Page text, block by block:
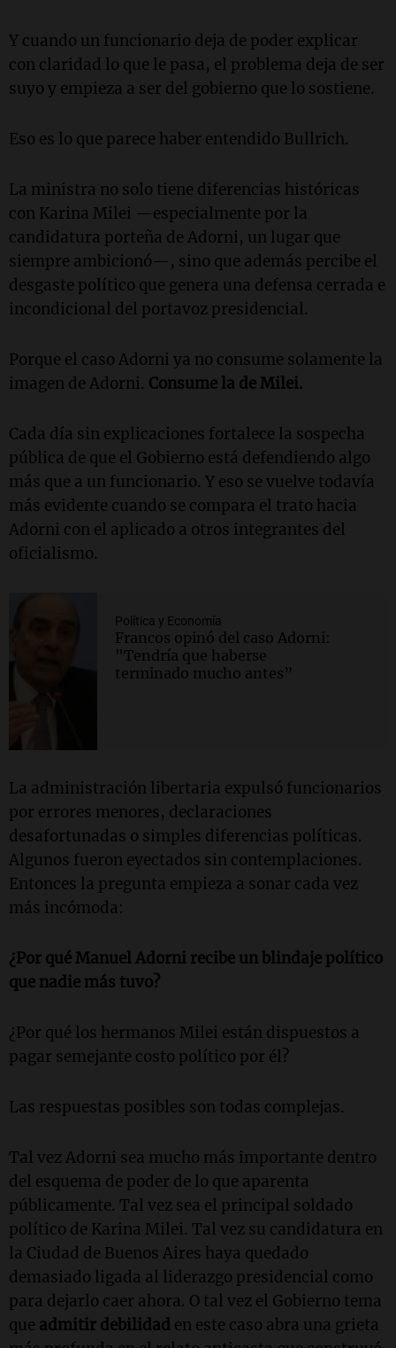
Y cuando un funcionario deja de poder explicar
con claridad lo que le pasa, el problema deja de ser
suyo y empieza a ser del gobierno que lo sostiene.
Eso es lo que parece haber entendido Bullrich.
La ministra no solo tiene diferencias históricas
con Karina Milei —especialmente por la
candidatura porteña de Adorni, un lugar que
siempre ambicionó—, sino que además percibe el
desgaste político que genera una defensa cerrada e
incondicional del portavoz presidencial.
Porque el caso Adorni ya no consume solamente la
imagen de Adorni. Consume la de Milei.
Cada día sin explicaciones fortalece la sospecha
pública de que el Gobierno está defendiendo algo
más que a un funcionario. Y eso se vuelve todavía
más evidente cuando se compara el trato hacia
Adorni con el aplicado a otros integrantes del
oficialismo.
Política y Economía
Francos opinó del caso Adorni:
"Tendría que haberse
terminado mucho antes”
La administración libertaria expulsó funcionarios
por errores menores, declaraciones
desafortunadas o simples diferencias políticas.
Algunos fueron eyectados sin contemplaciones.
Entonces la pregunta empieza a sonar cada vez
más incómoda:
¿Por qué Manuel Adorni recibe un blindaje político
que nadie más tuvo?
¿Por qué los hermanos Milei están dispuestos a
pagar semejante costo político por él?
Las respuestas posibles son todas complejas.
Tal vez Adorni sea mucho más importante dentro
del esquema de poder de lo que aparenta
públicamente. Tal vez sea el principal soldado
político de Karina Milei. Tal vez su candidatura en
la Ciudad de Buenos Aires haya quedado
demasiado ligada al liderazgo presidencial como
para dejarlo caer ahora. O tal vez el Gobierno tema
que admitir debilidad en este caso abra una grieta